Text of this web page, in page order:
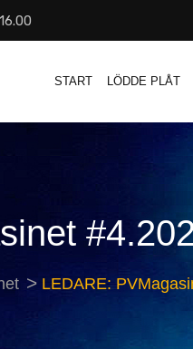
START LÖDDE PLÅT
LEDARE: